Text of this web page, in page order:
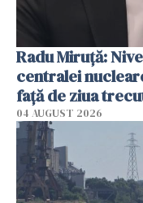
Radu Miruţă:
centralei
faţă de ziua
04 AUGUST 2026